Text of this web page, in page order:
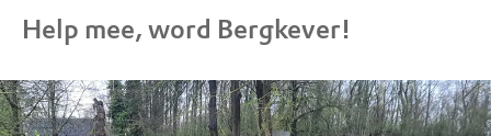
Help mee, word Bergkever!